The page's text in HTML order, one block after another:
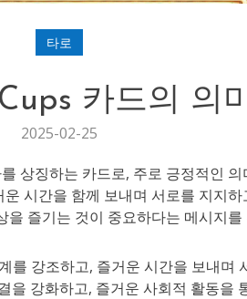
타로
카드의 의
2025-02-25
상징하는 카드로, 주로 긍정적인
시간을 함께 보내며 서로를 지지
즐기는 것이 중요하다는 메시지를
강조하고, 즐거운 시간을 보내며
을 강화하고, 즐거운 사회적 활동을